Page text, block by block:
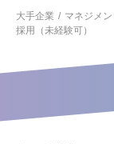
大手企業
マネジメ
採用（未経験可）